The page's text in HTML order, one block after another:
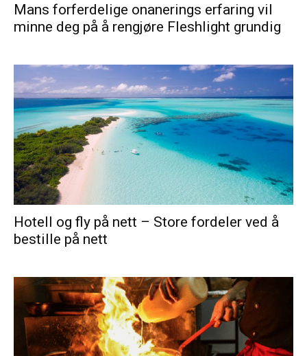
Mans forferdelige onanerings erfaring vil
minne deg på å rengjøre Fleshlight grundig
Hotell og fly på nett – Store fordeler ved å
bestille på nett